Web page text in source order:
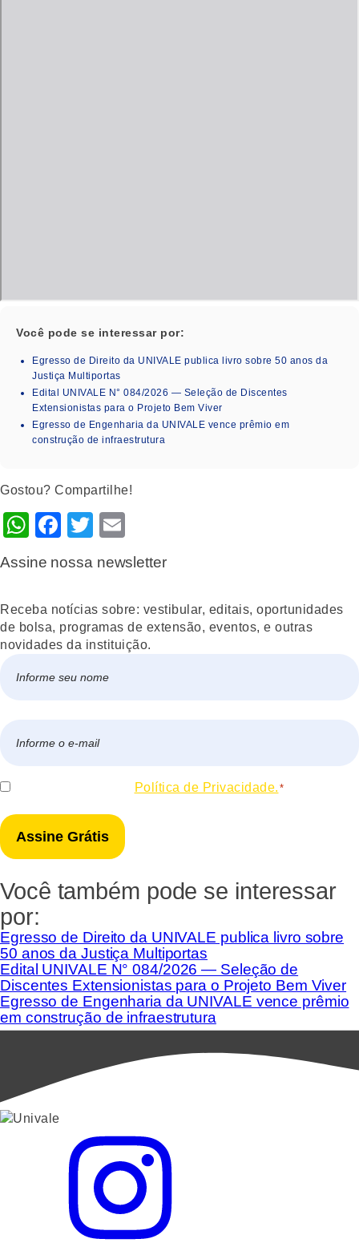
Você pode se interessar por:
Egresso de Direito da UNIVALE publica livro sobre 50 anos da
Justiça Multiportas
Edital UNIVALE N° 084/2026 — Seleção de Discentes
Extensionistas para o Projeto Bem Viver
Egresso de Engenharia da UNIVALE vence prêmio em
construção de infraestrutura
Gostou? Compartilhe!
WhatsApp
Facebook
Twitter
Assine nossa newsletter
Receba notícias sobre: vestibular, editais, oportunidades
de bolsa, programas de extensão, eventos, e outras
novidades da instituição.
mail
Consentir Política de Privacidade. *
Você também pode se interessar
por:
Egresso de Direito da UNIVALE publica livro sobre
50 anos da Justiça Multiportas
Edital UNIVALE N° 084/2026 — Seleção de
Discentes Extensionistas para o Projeto Bem Viver
Egresso de Engenharia da UNIVALE vence prêmio
em construção de infraestrutura